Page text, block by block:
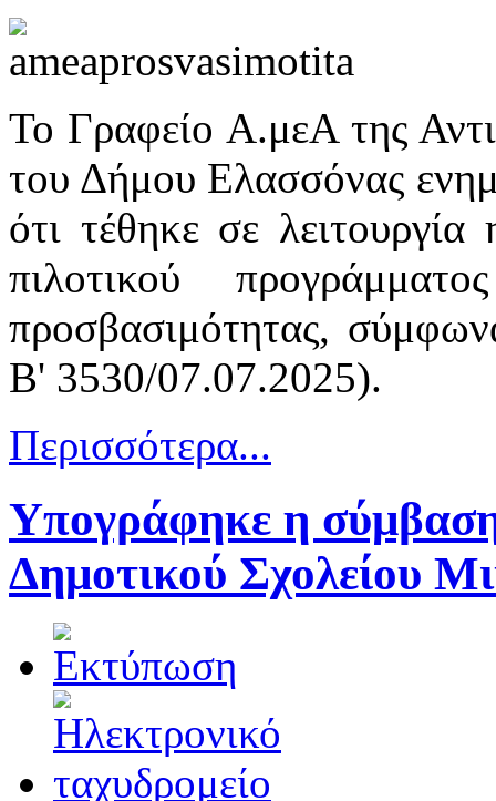
Το Γραφείο Α.μεΑ της
του Δήμου Ελασσόνας
ότι τέθηκε σε
πιλοτικού
προσβασιμότητας,
Β' 3530/07.07.2025).
Περισσότερα...
Υπογράφηκε η
Δημοτικού Σχολείου